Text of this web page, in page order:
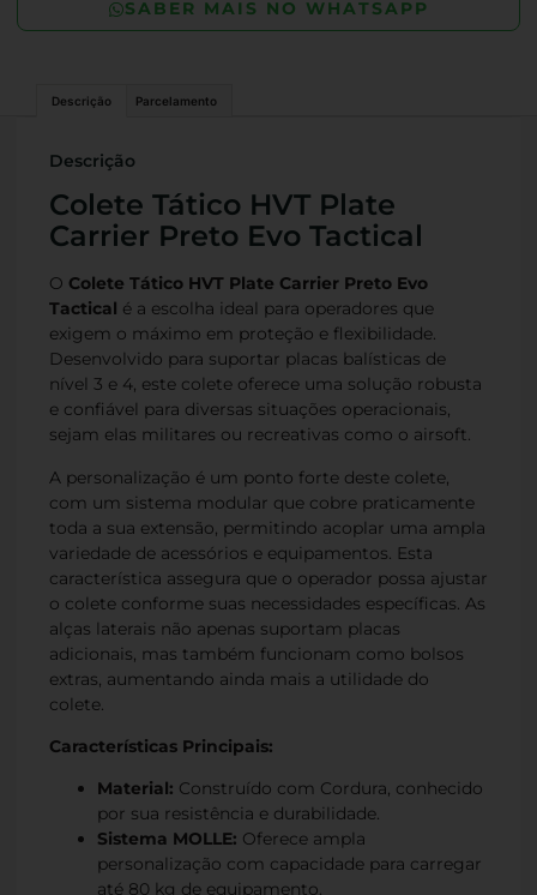
SABER MAIS NO WHATSAPP
Descrição Parcelamento
Descrição
Colete Tático HVT Plate
Carrier Preto Evo Tactical
O Colete Tático HVT Plate Carrier Preto Evo
Tactical é a escolha ideal para operadores que
exigem o máximo em proteção e flexibilidade.
Desenvolvido para suportar placas balísticas de
nível 3 e 4, este colete oferece uma solução robusta
e confiável para diversas situações operacionais,
sejam elas militares ou recreativas como o airsoft.
A personalização é um ponto forte deste colete,
com um sistema modular que cobre praticamente
toda a sua extensão, permitindo acoplar uma ampla
variedade de acessórios e equipamentos. Esta
característica assegura que o operador possa ajustar
o colete conforme suas necessidades específicas. As
alças laterais não apenas suportam placas
adicionais, mas também funcionam como bolsos
extras, aumentando ainda mais a utilidade do
colete.
Características Principais:
Material: Construído com Cordura, conhecido
por sua resistência e durabilidade.
Sistema MOLLE: Oferece ampla
personalização com capacidade para carregar
até 80 kg de equipamento.